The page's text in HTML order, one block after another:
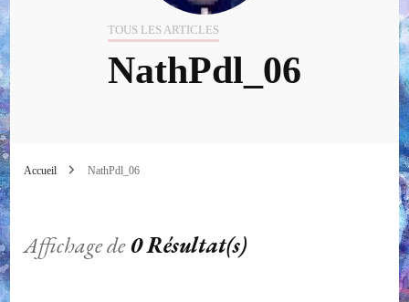
TOUS LES ARTICLES
NathPdl_06
Accueil NathPdl_06
Affichage de0 Résultat(s)